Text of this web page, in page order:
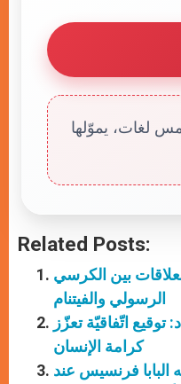
لغات، يموّلها
Related Posts:
بين الكرسي
الرسولي والفيتنام
اتّفاقيّة تعزّز
كرامة الإنسان
البابا فرنسيس عند